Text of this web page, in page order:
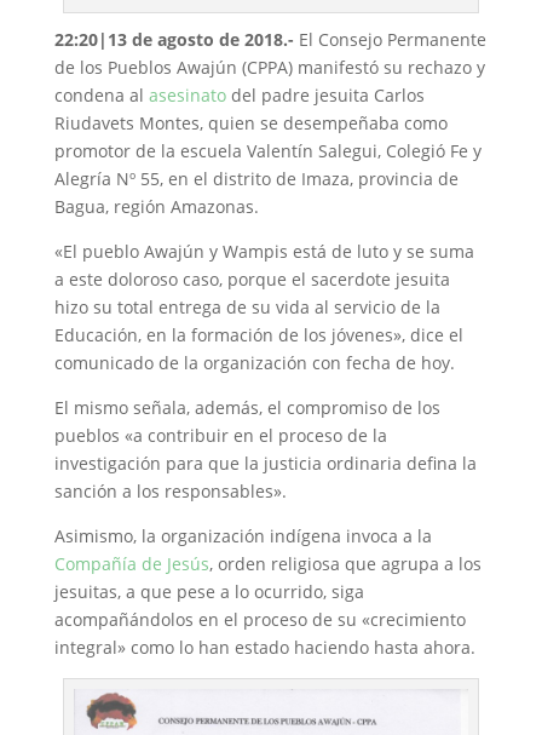
22:20|13 de agosto de 2018.- El Consejo Permanente
de los Pueblos Awajún (CPPA) manifestó su rechazo y
condena al asesinatodel padre jesuita Carlos
Riudavets Montes, quien se desempeñaba como
promotor de la escuela Valentín Salegui, Colegió Fe y
Alegría Nº 55, en el distrito de Imaza, provincia de
Bagua, región Amazonas.
«El pueblo Awajún y Wampis está de luto y se suma
a este doloroso caso, porque el sacerdote jesuita
hizo su total entrega de su vida al servicio de la
Educación, en la formación de los jóvenes», dice el
comunicado de la organización con fecha de hoy.
El mismo señala, además, el compromiso de los
pueblos «a contribuir en el proceso de la
investigación para que la justicia ordinaria defina la
sanción a los responsables».
Asimismo, la organización indígena invoca a la
Compañía de Jesús, orden religiosa que agrupa a los
jesuitas, a que pese a lo ocurrido, siga
acompañándolos en el proceso de su «crecimiento
integral» como lo han estado haciendo hasta ahora.